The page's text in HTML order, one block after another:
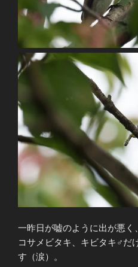
一昨日が嘘のように出が悪く
コサメビタキ、キビタキ♂だ
す（涙）。